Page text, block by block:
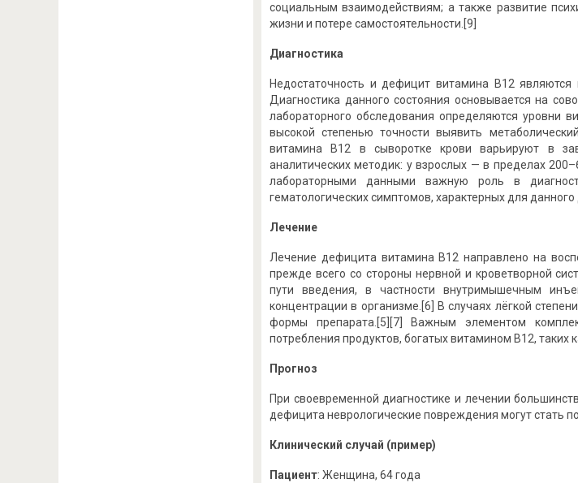
социальным взаимодействиям; а также развитие
жизни и потере самостоятельности.[9]
Диагностика
Недостаточность и дефицит витамина B12
Диагностика данного состояния основывается на
лабораторного обследования определяются уровни
высокой степенью точности выявить
витамина B12 в сыворотке крови варьируют в
аналитических методик: у взрослых — в пределах
лабораторными данными важную роль в
гематологических симптомов, характерных для
Лечение
Лечение дефицита витамина B12 направлено на
прежде всего со стороны нервной и кроветворной
пути введения, в частности внутримышечным
концентрации в организме.[6] В случаях лёгкой
формы препарата.[5][7] Важным элементом
потребления продуктов, богатых витамином B12, таких
Прогноз
При своевременной диагностике и лечении
дефицита неврологические повреждения могут стать
Клинический случай (пример)
Пациент: Женщина, 64 года